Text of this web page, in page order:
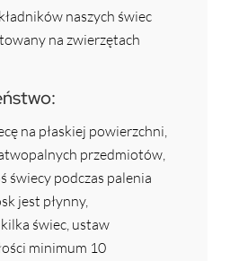
naszych świec
na zwierzętach
na płaskiej powierzchni,
przedmiotów,
świecy podczas palenia
jest płynny,
świec, ustaw
minimum 10